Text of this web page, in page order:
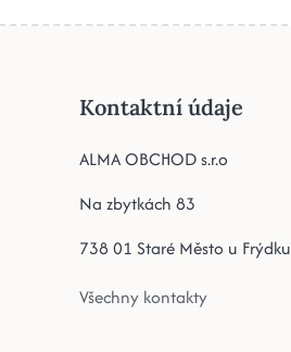
Kontaktní údaje
ALMA OBCHOD s.r.o
Na zbytkách 83
738 01 Staré Město u
Všechny kontakty